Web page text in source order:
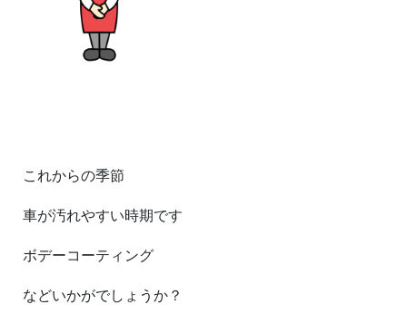
これからの季節
車が汚れやすい時期です
ボデーコーティング
などいかがでしょうか？